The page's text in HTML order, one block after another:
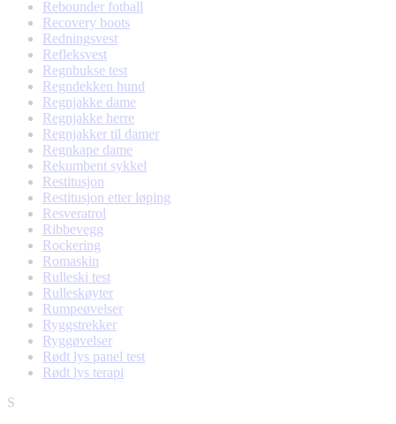
Rebounder fotball
Recovery boots
Redningsvest
Refleksvest
Regnbukse test
Regndekken hund
Regnjakke dame
Regnjakke herre
Regnjakker til damer
Regnkape dame
Rekumbent sykkel
Restitusjon
Restitusjon etter løping
Resveratrol
Ribbevegg
Rockering
Romaskin
Rulleski test
Rulleskøyter
Rumpeøvelser
Ryggstrekker
Ryggøvelser
Rødt lys panel test
Rødt lys terapi
S